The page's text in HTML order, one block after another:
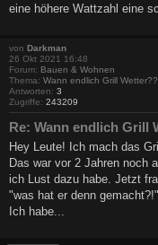
eine höhere Wattzahl eine
von Darkman
26 Okt 2021 16:48
Forum: Bauen & Wohnen
Thema: Wann endlich Grill
Antworten: 3
Zugriffe: 243209
Re: Wann endlich Grill
Hey Leute! Ich mach das
Das war vor 2 Jahren noch
ich Lust dazu habe. Jetzt
"was hat er denn
Ich habe...